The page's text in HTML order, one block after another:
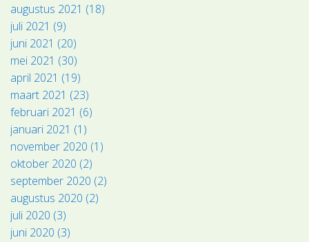
augustus 2021 (18)
juli 2021 (9)
juni 2021 (20)
mei 2021 (30)
april 2021 (19)
maart 2021 (23)
februari 2021 (6)
januari 2021 (1)
november 2020 (1)
oktober 2020 (2)
september 2020 (2)
augustus 2020 (2)
juli 2020 (3)
juni 2020 (3)